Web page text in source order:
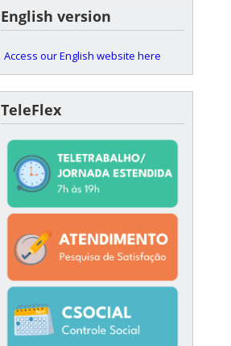
English version
Access our English website here
TeleFlex